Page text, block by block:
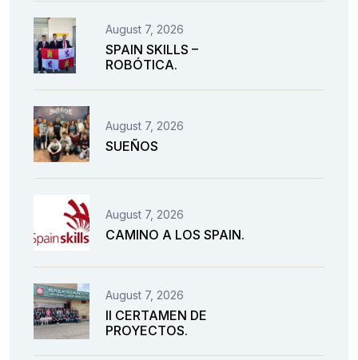
August 7, 2026
SPAIN SKILLS –
ROBÓTICA.
August 7, 2026
SUEÑOS
August 7, 2026
CAMINO A LOS SPAIN.
August 7, 2026
II CERTAMEN DE
PROYECTOS.